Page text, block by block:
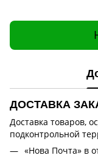
ДОСТАВКА
Доставка товаров,
подконтрольной
«Нова Почта» в